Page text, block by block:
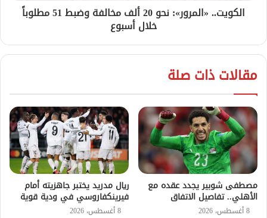
الكويت.. «المرور»: نحو 20 ألف مخالفة وضبط 51 مطلوباً
خلال أسبوع
مقالات ذات صلة
مصطفى شوبير يجدد عقده مع
الأهلي.. تفاصيل الاتفاق
8 أغسطس، 2026
ريال مدريد يختبر جاهزيته أمام
فيرينكفاروسي في ودية قوية
8 أغسطس، 2026